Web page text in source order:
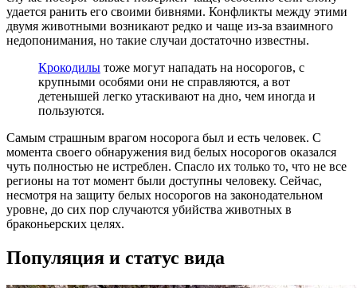
удается ранить его своими бивнями. Конфликты между этими
двумя животными возникают редко и чаще из-за взаимного
недопонимания, но такие случаи достаточно известны.
Крокодилы тоже могут нападать на носорогов, с
крупными особями они не справляются, а вот
детенышей легко утаскивают на дно, чем иногда и
пользуются.
Самым страшным врагом носорога был и есть человек. С
момента своего обнаружения вид белых носорогов оказался
чуть полностью не истреблен. Спасло их только то, что не все
регионы на тот момент были доступны человеку. Сейчас,
несмотря на защиту белых носорогов на законодательном
уровне, до сих пор случаются убийства животных в
браконьерских целях.
Популяция и статус вида